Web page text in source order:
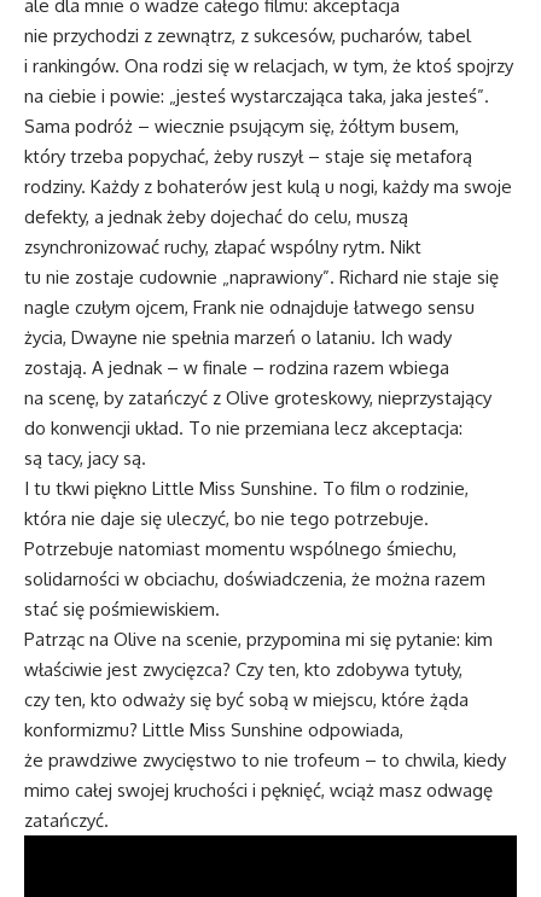
ale dla mnie o wadze całego filmu: akceptacja
nie przychodzi z zewnątrz, z sukcesów, pucharów, tabel
i rankingów. Ona rodzi się w relacjach, w tym, że ktoś spojrzy
na ciebie i powie: „jesteś wystarczająca taka, jaka jesteś”.
Sama podróż – wiecznie psującym się, żółtym busem,
który trzeba popychać, żeby ruszył – staje się metaforą
rodziny. Każdy z bohaterów jest kulą u nogi, każdy ma swoje
defekty, a jednak żeby dojechać do celu, muszą
zsynchronizować ruchy, złapać wspólny rytm. Nikt
tu nie zostaje cudownie „naprawiony”. Richard nie staje się
nagle czułym ojcem, Frank nie odnajduje łatwego sensu
życia, Dwayne nie spełnia marzeń o lataniu. Ich wady
zostają. A jednak – w finale – rodzina razem wbiega
na scenę, by zatańczyć z Olive groteskowy, nieprzystający
do konwencji układ. To nie przemiana lecz akceptacja:
są tacy, jacy są.
I tu tkwi piękno Little Miss Sunshine. To film o rodzinie,
która nie daje się uleczyć, bo nie tego potrzebuje.
Potrzebuje natomiast momentu wspólnego śmiechu,
solidarności w obciachu, doświadczenia, że można razem
stać się pośmiewiskiem.
Patrząc na Olive na scenie, przypomina mi się pytanie: kim
właściwie jest zwycięzca? Czy ten, kto zdobywa tytuły,
czy ten, kto odważy się być sobą w miejscu, które żąda
konformizmu? Little Miss Sunshine odpowiada,
że prawdziwe zwycięstwo to nie trofeum – to chwila, kiedy
mimo całej swojej kruchości i pęknięć, wciąż masz odwagę
zatańczyć.